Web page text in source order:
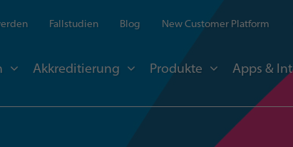
Fallstudien Blog New Customer Platform
Akkreditierung Produkte Apps &